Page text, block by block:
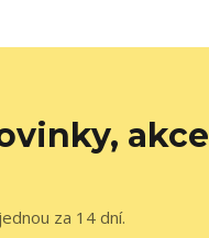
akce
za 14 dní.